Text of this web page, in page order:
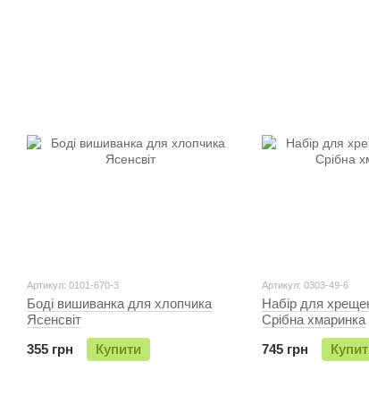
Артикул: 0101-670-3
Боді вишиванка для хлопчика
Ясенсвіт
355 грн
Купити
Артикул: 0303-49-6
Набір для
Срiбна хмаринка
745 грн